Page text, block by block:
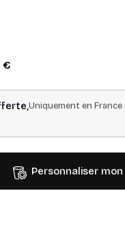
€
Uniquement en
Personnaliser